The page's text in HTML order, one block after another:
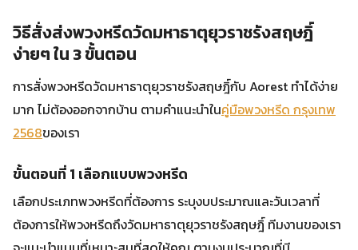
วิธีสั่งส่งพวงหรีดวัดมหาธาตุยุวราชรังสฤษฎิ์
ง่ายๆ ใน 3 ขั้นตอน
การสั่งพวงหรีดวัดมหาธาตุยุวราชรังสฤษฎิ์กับ Aorest ทำได้ง่าย
มาก ไม่ต้องออกจากบ้าน ตามคำแนะนำในคู่มือพวงหรีด กรุงเทพ
2568ของเรา
ขั้นตอนที่ 1 เลือกแบบพวงหรีด
เลือกประเภทพวงหรีดที่ต้องการ ระบุงบประมาณและวันเวลาที่
ต้องการให้พวงหรีดถึงวัดมหาธาตุยุวราชรังสฤษฎิ์ ทีมงานของเรา